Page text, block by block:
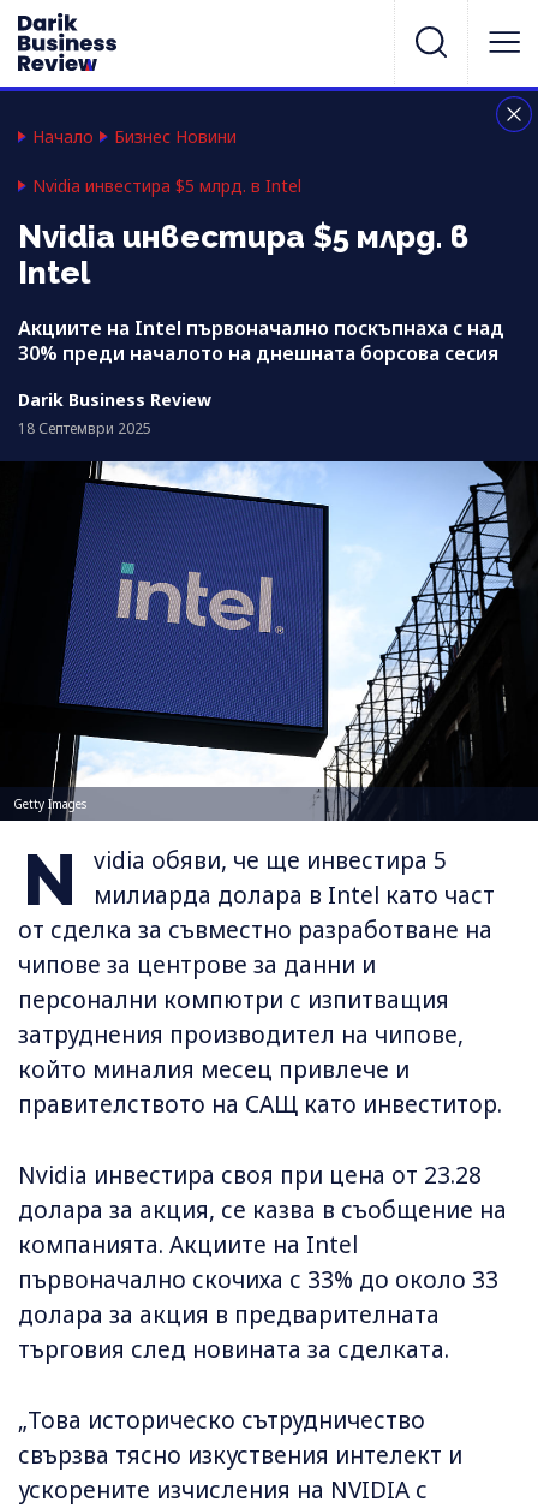
Начало Бизнес Новини
Nvidia инвестира $5 млрд. в Intel
Nvidia инвестира $5 млрд. в
Intel
Акциите на Intel първоначално поскъпнаха с над
30% преди началото на днешната борсова сесия
Darik Business Review
18 Септември 2025
Getty Images
N
vidia обяви, че ще инвестира 5
милиарда долара в Intel като част
от сделка за съвместно разработване на
чипове за центрове за данни и
персонални компютри с изпитващия
затруднения производител на чипове,
който миналия месец привлече и
правителството на САЩ като инвеститор.
Nvidia инвестира своя при цена от 23.28
долара за акция, се казва в съобщение на
компанията. Акциите на Intel
първоначално скочиха с 33% до около 33
долара за акция в предварителната
търговия след новината за сделката.
„Това историческо сътрудничество
свързва тясно изкуствения интелект и
ускорените изчисления на NVIDIA с